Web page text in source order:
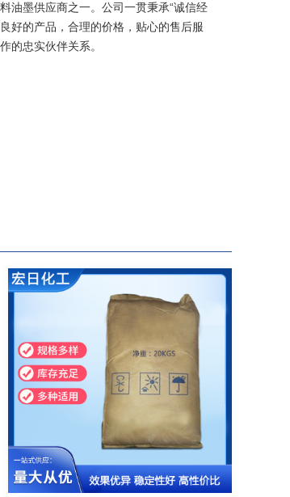
油墨供应商之一。公司一贯秉承“诚信经
好的产品，合理的价格，贴心的售后服
的忠实伙伴关系。